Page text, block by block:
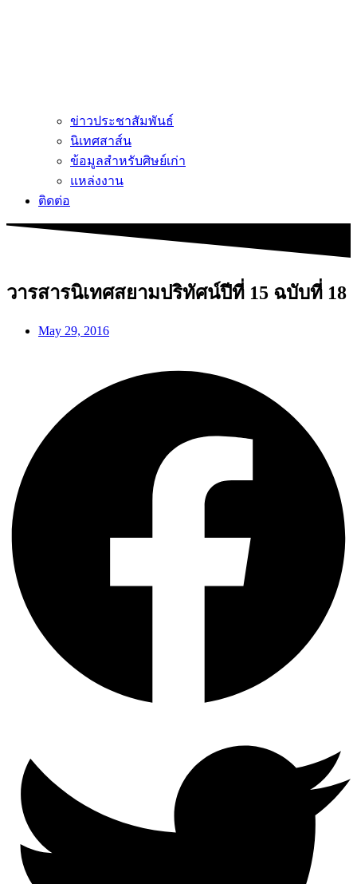
ข่าวประชาสัมพันธ์
นิเทศสาส์น
ข้อมูลสำหรับศิษย์เก่า
แหล่งงาน
ติดต่อ
วารสารนิเทศสยามปริทัศน์ปีที่ 15 ฉบับที่ 18
May 29, 2016